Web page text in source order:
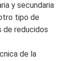
y secundaria
tipo de
de reducidos
de la